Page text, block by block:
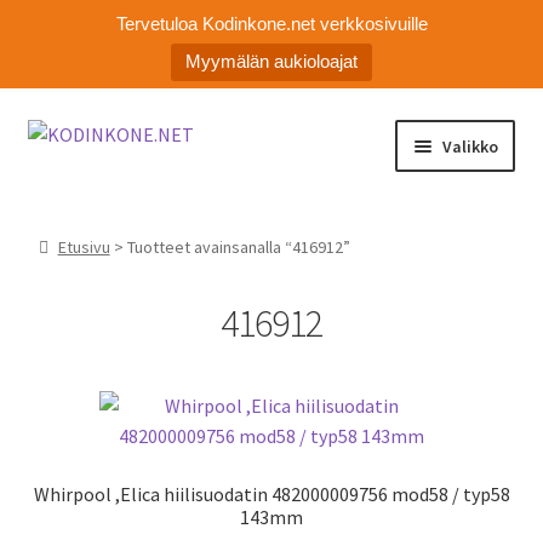
Tervetuloa Kodinkone.net verkkosivuille
Myymälän aukioloajat
Siirry
Siirry
Valikko
Asiakaspalvelu
Etusivu > Tuotteet avainsanalla “416912”
416912
Whirpool ,Elica hiilisuodatin 482000009756 mod58 / typ58
143mm